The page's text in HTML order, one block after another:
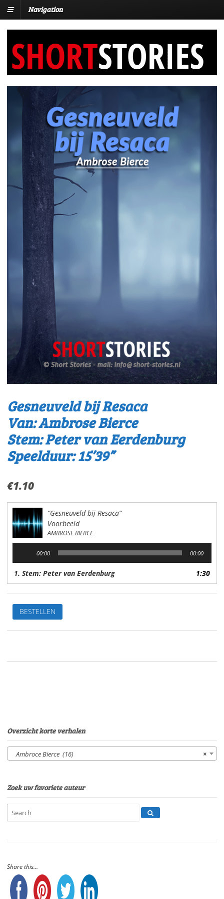
Navigation
Gesneuveld bij Resaca
Van: Ambrose Bierce
Stem: Peter van Eerdenburg
Speelduur: 15’39”
€1.10
“Gesneuveld bij Resaca”
Voorbeeld
AMBROSE BIERCE
00:00 00:00
1. Stem: Peter van Eerdenburg 1:30
Gesneuveld
bij
ResacaVan:
Peter
BESTELLEN
Overzicht korte verhalen
×
Ambroce Bierce (16)
Zoek uw favoriete auteur
Share this...